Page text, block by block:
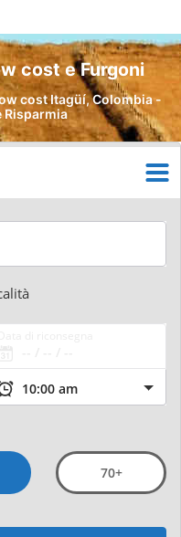
cost e Furgoni
cost Itagüí, Colombia -
Risparmia
70+